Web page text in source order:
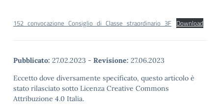
152_convocazione_Consiglio_di_Classe_straordinario_3F Download
Pubblicato: 27.02.2023 - Revisione: 27.06.2023
Eccetto dove diversamente specificato, questo articolo è
stato rilasciato sotto Licenza Creative Commons
Attribuzione 4.0 Italia.